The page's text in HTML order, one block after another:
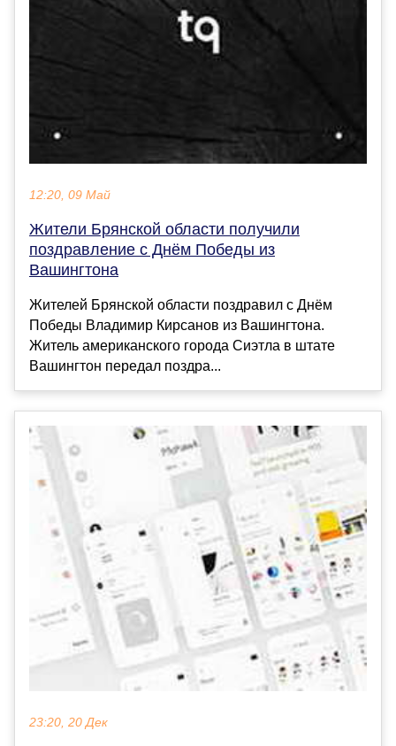
12:20, 09 Май
Жители Брянской области получили
поздравление с Днём Победы из
Вашингтона
Жителей Брянской области поздравил с Днём
Победы Владимир Кирсанов из Вашингтона.
Житель американского города Сиэтла в штате
Вашингтон передал поздра...
23:20, 20 Дек